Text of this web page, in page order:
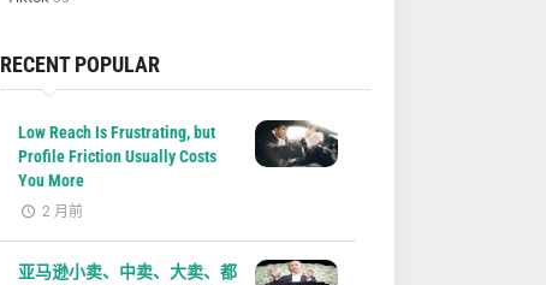
RECENT POPULAR
Low Reach Is Frustrating, but
Profile Friction Usually Costs
You More
2 月前
亚马逊小卖、中卖、大卖、都